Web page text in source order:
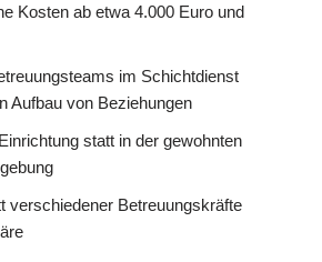
Kosten ab etwa 4.000 Euro und
im Schichtdienst
Aufbau von Beziehungen
statt in der gewohnten
verschiedener Betreuungskräfte